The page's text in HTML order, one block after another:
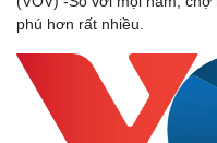
Doanh nghiệp
Thông tin doanh nghiệp
phú hơn rất nhiều.